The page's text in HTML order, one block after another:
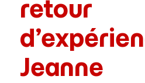
retour
Jeanne